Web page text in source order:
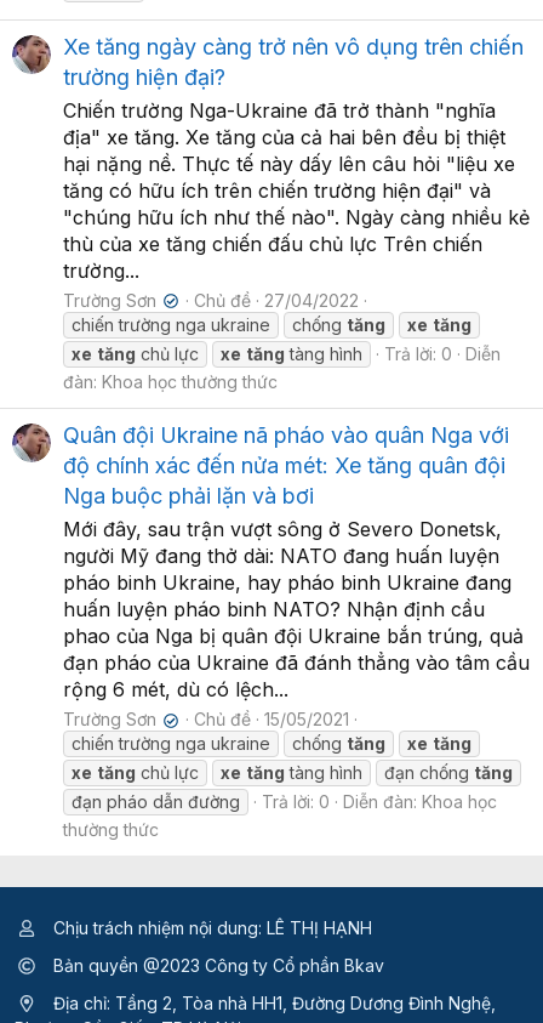
Xe tăng ngày càng trở nên vô dụng trên chiến
trường hiện đại?
Chiến trường Nga-Ukraine đã trở thành "nghĩa
địa" xe tăng. Xe tăng của cả hai bên đều bị thiệt
hại nặng nề. Thực tế này dấy lên câu hỏi "liệu xe
tăng có hữu ích trên chiến trường hiện đại" và
"chúng hữu ích như thế nào". Ngày càng nhiều kẻ
thù của xe tăng chiến đấu chủ lực Trên chiến
trường...
Trường Sơn ✔ Chủ đề
27/04/2022
chiến trường nga ukraine
chống tăng xe tăng
xe tăng chủ lực xe tăng tàng hình Trả lời: 0
Diễn
đàn: Khoa học thường thức
Quân đội Ukraine nã pháo vào quân Nga với
độ chính xác đến nửa mét: Xe tăng quân đội
Nga buộc phải lặn và bơi
Mới đây, sau trận vượt sông ở Severo Donetsk,
người Mỹ đang thở dài: NATO đang huấn luyện
pháo binh Ukraine, hay pháo binh Ukraine đang
huấn luyện pháo binh NATO? Nhận định cầu
phao của Nga bị quân đội Ukraine bắn trúng, quả
đạn pháo của Ukraine đã đánh thẳng vào tâm cầu
rộng 6 mét, dù có lệch...
Trường Sơn ✔ Chủ đề
15/05/2021
chiến trường nga ukraine
chống tăng xe tăng
xe tăng chủ lực xe tăng tàng hình đạn chống tăng
đạn pháo dẫn đường
Trả lời: 0 Diễn đàn: Khoa học
thường thức
Chịu trách nhiệm nội dung: LÊ THỊ HẠNH
Bản quyền @2023 Công ty Cổ phần Bkav
Địa chỉ: Tầng 2, Tòa nhà HH1, Đường Dương Đình Nghệ,